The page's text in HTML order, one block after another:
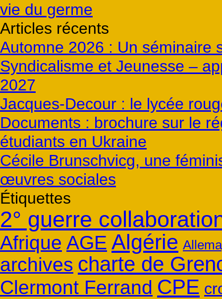
vie du germe
Articles récents
Automne 2026 : Un séminaire
Syndicalisme et Jeunesse –
2027
Jacques-Decour : le lycée
Documents : brochure sur le
étudiants en Ukraine
Cécile Brunschvicg, une
œuvres sociales
Étiquettes
2° guerre
Afrique AGE Algérie
archives charte de
Clermont Ferrand CPE